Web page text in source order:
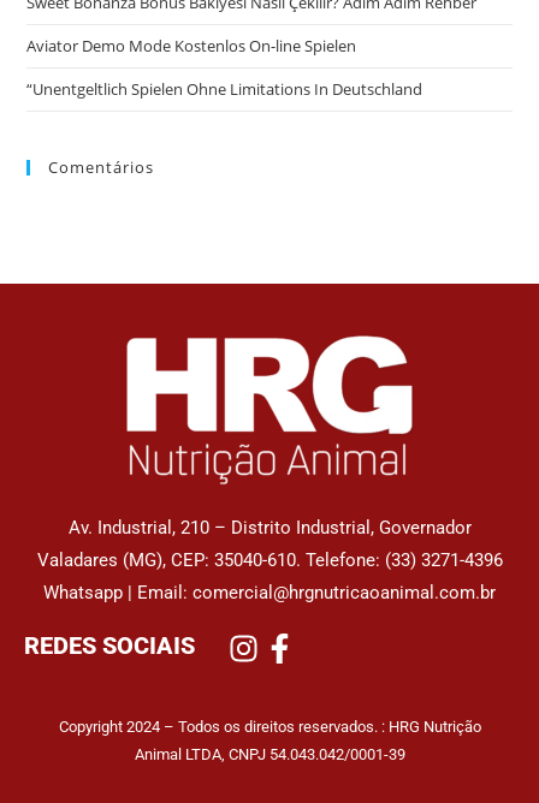
Aviator Demo Mode Kostenlos On-line Spielen
“Unentgeltlich Spielen Ohne Limitations In Deutschland
Comentários
Av. Industrial, 210 – Distrito Industrial, Governador
Valadares (MG), CEP: 35040-610. Telefone: (33) 3271-4396
Whatsapp | Email: comercial@hrgnutricaoanimal.com.br
REDES SOCIAIS
Copyright 2024 – Todos os direitos reservados. : HRG Nutrição
Animal LTDA, CNPJ 54.043.042/0001-39